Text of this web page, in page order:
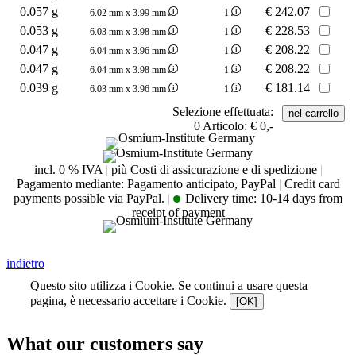
0.057 g
6.02 mm x 3.99 mm 1 € 242.07
0.053 g
6.03 mm x 3.98 mm 1 € 228.53
0.047 g
6.04 mm x 3.96 mm 1 € 208.22
0.047 g
6.04 mm x 3.98 mm 1 € 208.22
0.039 g
6.03 mm x 3.96 mm 1 € 181.14
Selezione effettuata:
0 Articolo: € 0,-
incl. 0 % IVA | più Costi di assicurazione e di spedizione |
Pagamento mediante: Pagamento anticipato, PayPal | Credit card
payments possible via PayPal. | Delivery time: 10-14 days from
receipt of payment
indietro
Questo sito utilizza i Cookie. Se continui a usare questa
pagina, è necessario accettare i Cookie.
[OK]
What our customers say